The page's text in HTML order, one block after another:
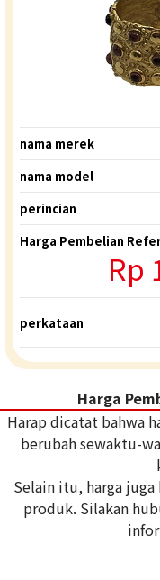
nama merek
nama model
perincian
Harga Pembelian
Rp
perkataan
Harga
Harap dicatat bahwa
berubah sewaktu-
Selain itu, harga
produk. Silakan